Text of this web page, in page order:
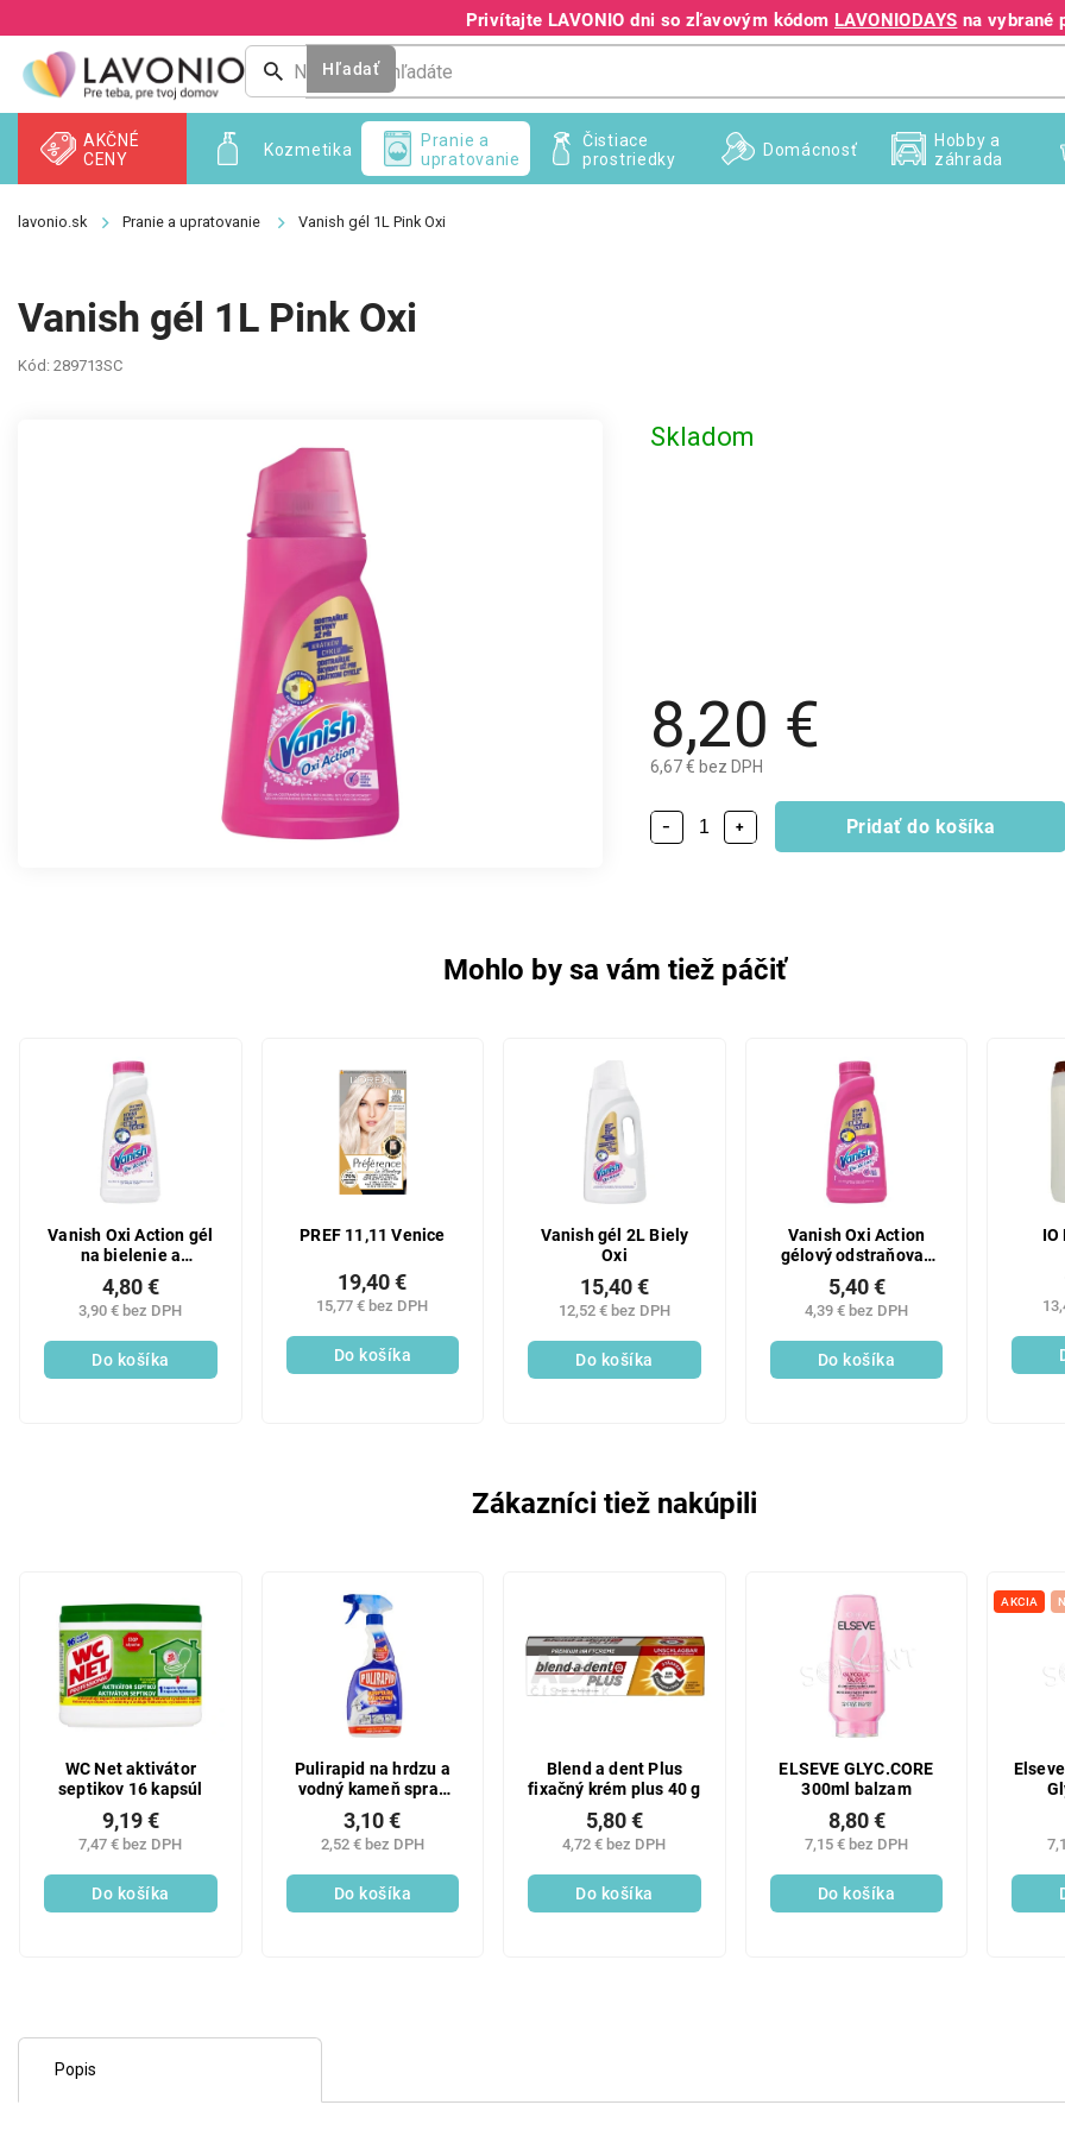
na
obsah
Privítajte LAVONIO dni so zľavovým kódom LAVONIODAYS na vybrané
+421 940 995 209
Hľadať
Kozmetika
AKČNÉ
CENY
Pranie a
upratovanie
Čistiace
prostriedky
Domácnosť
Hobby a
záhrada
Pranie a upratovanie Vanish gél 1L Pink Oxi
Vanish gél 1L Pink Oxi
Kód: 289713SC
8,20 €
6,67 € bez DPH
Skladom
+
− Pridať do košíka
Mohlo by sa vám tiež páčiť
Vanish Oxi Action gél
na bielenie a
odstránenie škvŕn,
500 ml
3,90 € bez DPH
4,80 €
Do košíka
PREF 11,11 Venice
15,77 € bez DPH
19,40 €
Do košíka
Vanish gél 2L Biely
Oxi
12,52 € bez DPH
15,40 €
Do košíka
Vanish Oxi Action
gélový odstraňovač
škvŕn ružový, 500 ml
4,39 € bez DPH
5,40 €
Do košíka
IO
Zákazníci tiež nakúpili
WC Net aktivátor
septikov 16 kapsúl
7,47 € bez DPH
9,19 €
Do košíka
Pulirapid na hrdzu a
vodný kameň spray
500ml kúpeľne
kuchyne
2,52 € bez DPH
3,10 €
Do košíka
Blend a dent Plus
fixačný krém plus 40 g
4,72 € bez DPH
5,80 €
Do košíka
ELSEVE GLYC.CORE
300ml balzam
7,15 € bez DPH
8,80 €
Do košíka
AKCIA
Popis